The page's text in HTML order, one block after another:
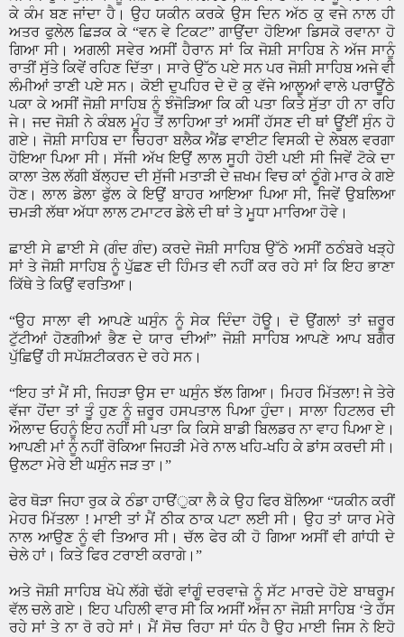
ਕੇ ਕੰਮ ਬਣ ਜਾਂਦਾ ਹੈ। ਉਹ ਯਕੀਨ ਕਰਕੇ ਉਸ ਦਿਨ ਅੱਠ ਕੁ ਵਜੇ ਨਾਲ ਹੀ
ਅਤਰ ਫੁਲੇਲ ਛਿੜਕ ਕੇ “ਵਨ ਵੇ ਟਿਕਟ”ਗਾਉਂਦਾ ਹੋਇਆ ਡਿਸਕੋ ਰਵਾਨਾ ਹੋ
ਗਿਆ ਸੀ। ਅਗਲੀ ਸਵੇਰ ਅਸੀਂ ਹੈਰਾਨ ਸਾਂ ਕਿ ਜੋਸ਼ੀ ਸਾਹਿਬ ਨੇ ਅੱਜ ਸਾਨੂੰ
ਰਾਤੀਂ ਸੁੱਤੇ ਕਿਵੇਂ ਰਹਿਣ ਦਿੱਤਾ। ਸਾਰੇ ਉੱਠ ਪਏ ਸਨ ਪਰ ਜੋਸ਼ੀ ਸਾਹਿਬ ਅਜੇ ਵੀ
ਲੰਮੀਆਂ ਤਾਣੀ ਪਏ ਸਨ। ਕੋਈ ਦੁਪਹਿਰ ਦੇ ਦੋ ਕੁ ਵੱਜੇ ਆਲੂਆਂ ਵਾਲੇ ਪਰਾਊਂਠੇ
ਪਕਾ ਕੇ ਅਸੀਂ ਜੋਸ਼ੀ ਸਾਹਿਬ ਨੂੰ ਝੰਜੋੜਿਆ ਕਿ ਕੀ ਪਤਾ ਕਿਤੇ ਸੁੱਤਾ ਹੀ ਨਾ ਰਹਿ
ਜੇ। ਜਦ ਜੋਸ਼ੀ ਨੇ ਕੰਬਲ ਮੂੰਹ ਤੋਂ ਲਾਹਿਆ ਤਾਂ ਅਸੀਂ ਹੱਸਣ ਦੀ ਥਾਂ ਊਂਈਂ ਸੁੰਨ ਹੋ
ਗਏ। ਜੋਸ਼ੀ ਸਾਹਿਬ ਦਾ ਚਿਹਰਾ ਬਲੈਕ ਐਂਡ ਵਾਈਟ ਵਿਸਕੀ ਦੇ ਲੇਬਲ ਵਰਗਾ
ਹੋਇਆ ਪਿਆ ਸੀ। ਸੱਜੀ ਅੱਖ ਇਉਂ ਲਾਲ ਸੂਹੀ ਹੋਈ ਪਈ ਸੀ ਜਿਵੇਂ ਟੋਕੇ ਦਾ
ਕਾਲਾ ਤੇਲ ਲੱਗੀ ਬੱਲ੍ਹਦ ਦੀ ਸੁੱਜੀ ਮਤਾੜੀ ਦੇ ਜ਼ਖਮ ਵਿਚ ਕਾਂ ਠੂੰਗੇ ਮਾਰ ਕੇ ਗਏ
ਹੋਣ। ਲਾਲ ਡੇਲਾ ਫੁੱਲ ਕੇ ਇਉਂ ਬਾਹਰ ਆਇਆ ਪਿਆ ਸੀ, ਜਿਵੇਂ ਉਬਲਿਆ
ਚਮੜੀ ਲੱਥਾ ਅੱਧਾ ਲਾਲ ਟਮਾਟਰ ਡੇਲੇ ਦੀ ਥਾਂ ਤੇ ਮੂਧਾ ਮਾਰਿਆ ਹੋਵੇ।
ਛਾਈ ਸੇ ਛਾਈ ਸੇ (ਗੰਦ ਗੰਦ) ਕਰਦੇ ਜੋਸ਼ੀ ਸਾਹਿਬ ਉੱਠੇ ਅਸੀਂ ਠਠੰਬਰੇ ਖੜ੍ਹੇ
ਸਾਂ ਤੇ ਜੋਸ਼ੀ ਸਾਹਿਬ ਨੂੰ ਪੁੱਛਣ ਦੀ ਹਿੰਮਤ ਵੀ ਨਹੀਂ ਕਰ ਰਹੇ ਸਾਂ ਕਿ ਇਹ ਭਾਣਾ
ਕਿੱਥੇ ਤੇ ਕਿਉਂ ਵਰਤਿਆ।
“ਉਹ ਸਾਲਾ ਵੀ ਆਪਣੇ ਘਸੁੰਨ ਨੂੰ ਸੇਕ ਦਿੰਦਾ ਹੋਊ। ਦੋ ਉਂਗਲਾਂ ਤਾਂ ਜ਼ਰੂਰ
ਟੁੱਟੀਆਂ ਹੋਣਗੀਆਂ ਭੈਣ ਦੇ ਯਾਰ ਦੀਆਂ”ਜੋਸ਼ੀ ਸਾਹਿਬ ਆਪਣੇ ਆਪ ਬਗੈਰ
ਪੁੱਛਿਉਂ ਹੀ ਸਪੱਸ਼ਟੀਕਰਨ ਦੇ ਰਹੇ ਸਨ।
“ਇਹ ਤਾਂ ਮੈਂ ਸੀ, ਜਿਹੜਾ ਉਸ ਦਾ ਘਸੁੰਨ ਝੱਲ ਗਿਆ। ਮਿਹਰ ਮਿੱਤਲਾ! ਜੇ ਤੇਰੇ
ਵੱਜਾ ਹੋਂਦਾ ਤਾਂ ਤੂੰ ਹੁਣ ਨੂੰ ਜ਼ਰੂਰ ਹਸਪਤਾਲ ਪਿਆ ਹੁੰਦਾ। ਸਾਲਾ ਹਿਟਲਰ ਦੀ
ਔਲਾਦ ਓਹਨੂੰ ਇਹ ਨਹੀਂ ਸੀ ਪਤਾ ਕਿ ਕਿਸੇ ਬਾਡੀ ਬਿਲਡਰ ਨਾ ਵਾਹ ਪਿਆ ਏ।
ਆਪਣੀ ਮਾਂ ਨੂੰ ਨਹੀਂ ਰੋਕਿਆ ਜਿਹੜੀ ਮੇਰੇ ਨਾਲ ਖਹਿ-ਖਹਿ ਕੇ ਡਾਂਸ ਕਰਦੀ ਸੀ।
ਉਲਟਾ ਮੇਰੇ ਈ ਘਸੁੰਨ ਜੜ ਤਾ। ”
ਫੇਰ ਥੋੜਾ ਜਿਹਾ ਰੁਕ ਕੇ ਠੰਡਾ ਹਾੳਂੁਕਾ ਲੈ ਕੇ ਉਹ ਫਿਰ ਬੋਲਿਆ “ਯਕੀਨ ਕਰੀਂ
ਮੇਹਰ ਮਿੱਤਲਾ ! ਮਾਈ ਤਾਂ ਮੈਂ ਠੀਕ ਠਾਕ ਪਟਾ ਲਈ ਸੀ। ਉਹ ਤਾਂ ਯਾਰ ਮੇਰੇ
ਨਾਲ ਆਉਣ ਨੂੰ ਵੀ ਤਿਆਰ ਸੀ। ਚੱਲ ਫੇਰ ਕੀ ਹੋ ਗਿਆ ਅਸੀਂ ਵੀ ਗਾਂਧੀ ਦੇ
ਚੇਲੇ ਹਾਂ। ਕਿਤੇ ਫਿਰ ਟਰਾਈ ਕਰਾਗੇ। ”
ਅਤੇ ਜੋਸ਼ੀ ਸਾਹਿਬ ਖੋਪੇ ਲੱਗੇ ਢੱਗੇ ਵਾਂਗੂੰ ਦਰਵਾਜ਼ੇ ਨੂੰ ਸੱਟ ਮਾਰਦੇ ਹੋਏ ਬਾਥਰੂਮ
ਵੱਲ ਚਲੇ ਗਏ। ਇਹ ਪਹਿਲੀ ਵਾਰ ਸੀ ਕਿ ਅਸੀਂ ਅੱਜ ਨਾ ਜੋਸ਼ੀ ਸਾਹਿਬ ‘ਤੇ ਹੱਸ
ਰਹੇ ਸਾਂ ਤੇ ਨਾ ਰੋ ਰਹੇ ਸਾਂ। ਮੈਂ ਸੋਚ ਰਿਹਾ ਸਾਂ ਧੰਨ ਹੈ ਉਹ ਮਾਈ ਜਿਸ ਨੇ ਇਹੋ